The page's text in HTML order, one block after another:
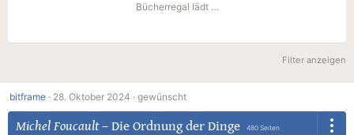
Bücherregal lädt …
Filter anzeigen
bitframe · 28. Oktober 2024 · gewünscht
Michel Foucault– Die Ordnung der Dinge 480 Seiten